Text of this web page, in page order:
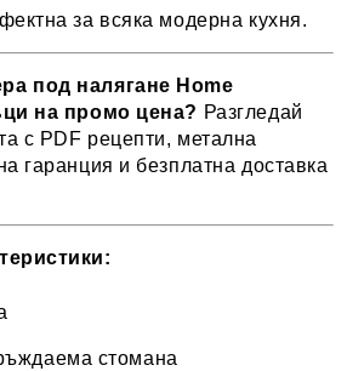
за всяка модерна кухня.
под налягане Home
на промо цена? Разгледай
с PDF рецепти, метална
гаранция и безплатна доставка
стомана